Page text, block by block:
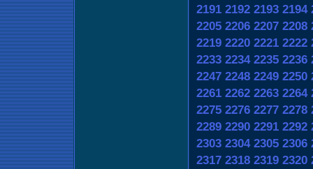
2191 2192 2193 2194
2205 2206 2207 2208
2219 2220 2221 2222
2233 2234 2235 2236
2247 2248 2249 2250
2261 2262 2263 2264
2275 2276 2277 2278
2289 2290 2291 2292
2303 2304 2305 2306
2317 2318 2319 2320